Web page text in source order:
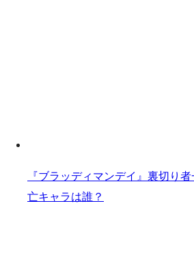
『ブラッディマンデイ』裏切り
亡キャラは誰？